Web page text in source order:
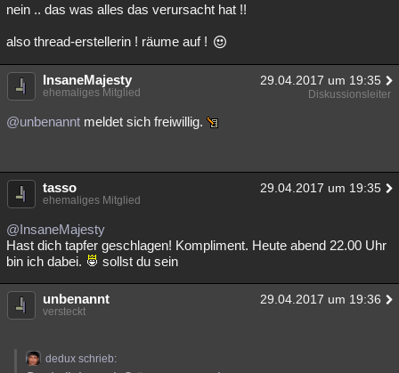
nein .. das was alles das verursacht hat !!
also thread-erstellerin ! räume auf !
InsaneMajesty 29.04.2017 um 19:35
ehemaliges Mitglied Diskussionsleiter
@unbenannt meldet sich freiwillig.
tasso 29.04.2017 um 19:35
ehemaliges Mitglied
@InsaneMajesty
Hast dich tapfer geschlagen! Kompliment. Heute abend 22.00 Uhr
bin ich dabei.
sollst du sein
unbenannt 29.04.2017 um 19:36
versteckt
dedux schrieb: